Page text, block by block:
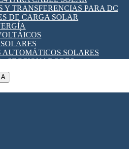
Y TRANSFERENCIAS PARA DC
DE CARGA SOLAR
AUTOMÁTICOS SOLARES
- SECCIONADORES
SPDS PARA